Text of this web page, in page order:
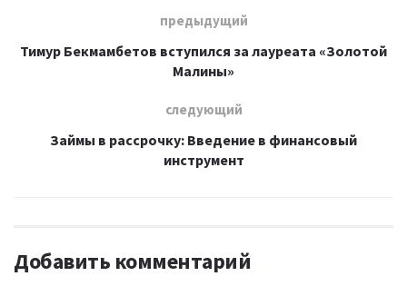
предыдущий
Тимур Бекмамбетов вступился за лауреата «Золотой
Малины»
следующий
Займы в рассрочку: Введение в финансовый
инструмент
Добавить комментарий